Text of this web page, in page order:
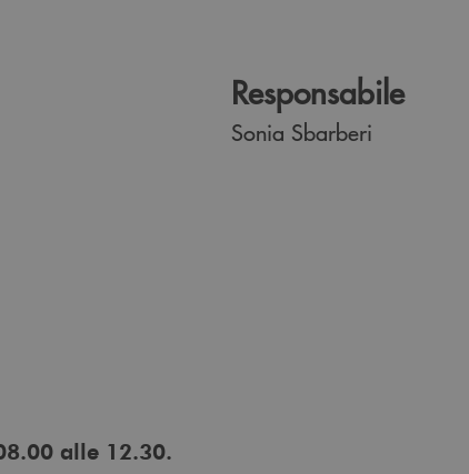
Responsabile
Sonia Sbarberi
alle 12.30.